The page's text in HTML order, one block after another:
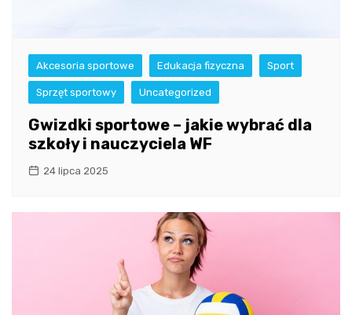
Akcesoria sportowe Edukacja fizyczna Sport
Sprzęt sportowy Uncategorized
Gwizdki sportowe – jakie wybrać dla
szkoły i nauczyciela WF
24 lipca 2025